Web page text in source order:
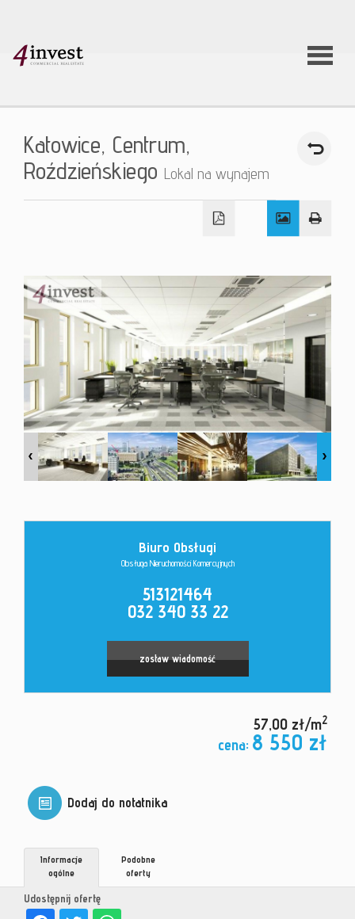
O firmie
Oferty
Kontakt
Katowice, Centrum,
Roździeńskiego Lokal na wynajem
Biuro Obsługi
Obsługa Nieruchomości Komercyjnych
513121464
032 340 33 22
zostaw wiadomość
57,00 zł/m2
cena: 8 550 zł
Dodaj do notatnika
Udostępnij ofertę
Informacje
ogólne
Podobne
oferty